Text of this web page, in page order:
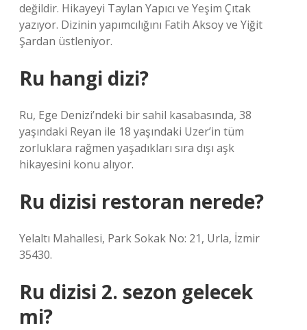
değildir. Hikayeyi Taylan Yapıcı ve Yeşim Çıtak
yazıyor. Dizinin yapımcılığını Fatih Aksoy ve Yiğit
Şardan üstleniyor.
Ru hangi dizi?
Ru, Ege Denizi’ndeki bir sahil kasabasında, 38
yaşındaki Reyan ile 18 yaşındaki Uzer’in tüm
zorluklara rağmen yaşadıkları sıra dışı aşk
hikayesini konu alıyor.
Ru dizisi restoran nerede?
Yelaltı Mahallesi, Park Sokak No: 21, Urla, İzmir
35430.
Ru dizisi 2. sezon gelecek
mi?